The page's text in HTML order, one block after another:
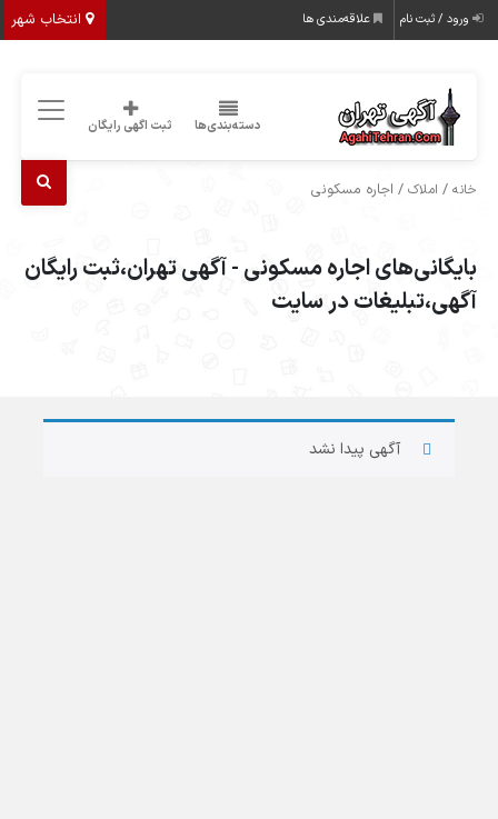
انتخاب شهر ورود / ثبت نام علاقه‌مندی ها
دسته‌بندی‌ها ثبت اگهی رایگان
خانه / املاک / اجاره مسکونی
بایگانی‌های اجاره مسکونی - آگهی تهران،ثبت رایگان
آگهی،تبلیغات در سایت
آگهی پیدا نشد